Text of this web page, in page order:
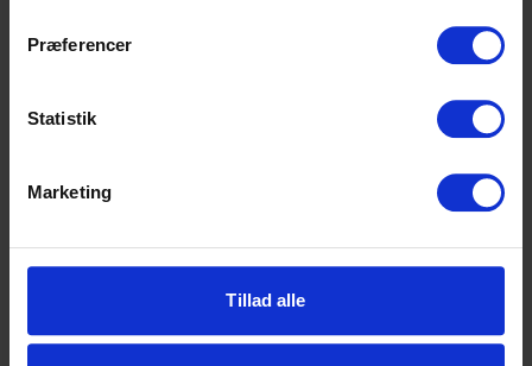
Præferencer
Statistik
Marketing
Tillad alle